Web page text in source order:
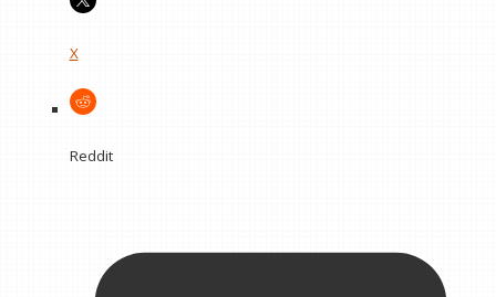
X
Reddit